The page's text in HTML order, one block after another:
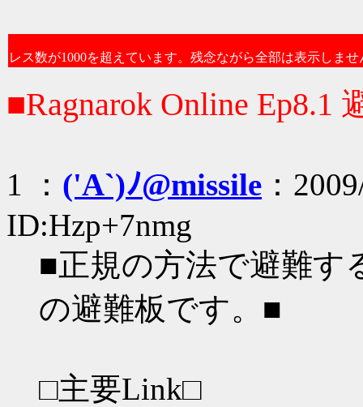
レス数が1000を超えています。残念ながら全部は表示しませ
■Ragnarok Online Ep8.1
1 ： ('A`)ﾉ@missile ：
ID:Hzp+7nmg
■正規の方法で避難す
の避難板です。■
□主要Link□